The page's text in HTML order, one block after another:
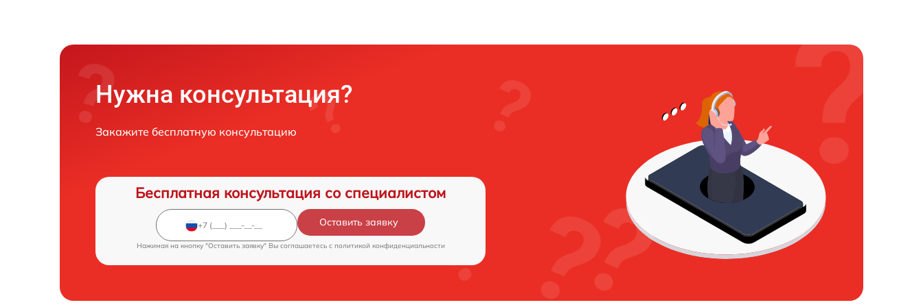
Нужна консультация?
Закажите бесплатную консультацию
Бесплатная консультация со специалистом
Оставить заявку
Нажимая на кнопку "Оставить заявку" Вы соглашаетесь c политикой конфиденциальности